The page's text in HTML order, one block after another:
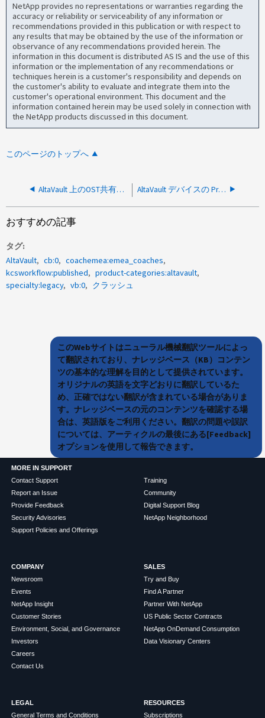
NetApp provides no representations or warranties regarding the
accuracy or reliability or serviceability of any information or
recommendations provided in this publication or with respect to
any results that may be obtained by the use of the information or
observance of any recommendations provided herein. The
information in this document is distributed AS IS and the use of this
information or the implementation of any recommendations or
techniques herein is a customer's responsibility and depends on
the customer's ability to evaluate and integrate them into the
customer's operational environment. This document and the
information contained herein may be used solely in connection with
the NetApp products discussed in this document.
このページのトップへ
AltaVault 上のOST共有がNetBackupでダウンと表示されている AltaVault デバイスの Prepop ジョブが数時間処理中に停止しました
おすすめの記事
タグ
AltaVault
cb:0
coachemea:emea_coaches
kcsworkflow:published
product-categories:altavault
specialty:legacy
vb:0 クラッシュ
このWebサイトはニューラル機械翻訳ツールによっ
て翻訳されており、ナレッジベース（KB）コンテン
ツの基本的な理解を目的として提供されています。
オリジナルの英語を文字どおりに翻訳しているた
め、正確ではない翻訳が含まれている場合がありま
す。ナレッジベースの元のコンテンツを確認する場
合は、英語版をご利用ください。翻訳の問題や誤訳
については、アーティクルの最後にある[Feedback]
オプションを使用して報告できます。
MORE IN SUPPORT
Contact Support
Report an Issue
Provide Feedback
Security Advisories
Support Policies and Offerings
Training
Community
Digital Support Blog
NetApp Neighborhood
COMPANY
Newsroom
Events
NetApp Insight
Customer Stories
Environment, Social, and Governance
Investors
Careers
Contact Us
SALES
Try and Buy
Find A Partner
Partner With NetApp
US Public Sector Contracts
NetApp OnDemand Consumption
Data Visionary Centers
LEGAL
General Terms and Conditions
RESOURCES
Subscriptions